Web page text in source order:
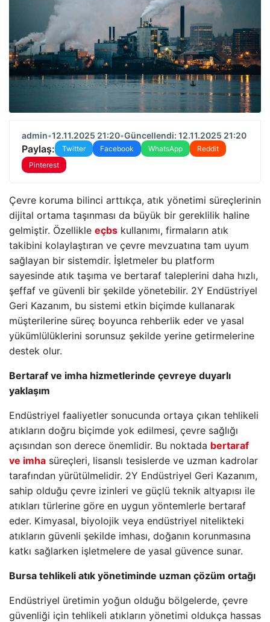
admin•12.11.2025 21:20•Güncellendi: 12.11.2025 21:20
Paylaş: Twitter Facebook WhatsApp
Reddit
Pinterest
Çevre koruma bilinci arttıkça, atık yönetimi süreçlerinin
dijital ortama taşınması da büyük bir gereklilik haline
gelmiştir. Özellikle eçbs kullanımı, firmaların atık
takibini kolaylaştıran ve çevre mevzuatına tam uyum
sağlayan bir sistemdir. İşletmeler bu platform
sayesinde atık taşıma ve bertaraf taleplerini daha hızlı,
şeffaf ve güvenli bir şekilde yönetebilir. 2Y Endüstriyel
Geri Kazanım, bu sistemi etkin biçimde kullanarak
müşterilerine süreç boyunca rehberlik eder ve yasal
yükümlülüklerini sorunsuz şekilde yerine getirmelerine
destek olur.
Bertaraf ve imha hizmetlerinde çevreye duyarlı
yaklaşım
Endüstriyel faaliyetler sonucunda ortaya çıkan tehlikeli
atıkların doğru biçimde yok edilmesi, çevre sağlığı
açısından son derece önemlidir. Bu noktada bertaraf
ve imha süreçleri, lisanslı tesislerde ve uzman kadrolar
tarafından yürütülmelidir. 2Y Endüstriyel Geri Kazanım,
sahip olduğu çevre izinleri ve güçlü teknik altyapısı ile
atıkları türlerine göre en uygun yöntemlerle bertaraf
eder. Kimyasal, biyolojik veya endüstriyel nitelikteki
atıkların güvenli şekilde imhası, doğanın korunmasına
katkı sağlarken işletmelere de yasal güvence sunar.
Bursa tehlikeli atık yönetiminde uzman çözüm ortağı
Endüstriyel üretimin yoğun olduğu bölgelerde, çevre
güvenliği için tehlikeli atıkların yönetimi oldukça hassas